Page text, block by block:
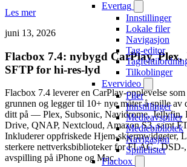
Evertag
Innstillinger
Lokale filer
Navigasjon
Tag-editor
Tilkoblinger
Evervideo
Filer
Innstillinger
Medieavspiller
Mediebibliotek
Navigasjon
Spillelister
Flacbox
Les mer
juni 13, 2026
Flacbox 7.4: nybygd CarPlay, Plex,
SFTP for hi-res-lyd
Flacbox 7.4 leverer en CarPlay-opplevelse
grunnen og legger til 10+ nye måter å spille av
ditt på — Plex, Subsonic, Navidrome, Jellyfin,
Drive, QNAP, Nextcloud, Amazon S3, samt
Inkluderer oppfriskede Hjem-skjermwidgeter,
sterkere nettverksbiblioteker for FLAC-,
avspilling på iPhone og Mac.